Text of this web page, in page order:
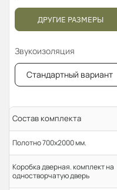
ДРУГИЕ РАЗМЕРЫ
Звукоизоляция
Стандартный вариант
Состав комплекта
Полотно 700x2000 мм.
Коробка дверная. комплект на
одностворчатую дверь